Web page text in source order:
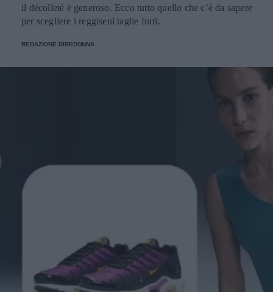
il décolleté è generoso. Ecco tutto quello che c’è da sapere
per scegliere i reggiseni taglie forti.
REDAZIONE DIREDONNA